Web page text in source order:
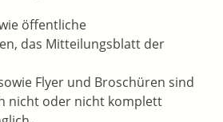
öffentliche
das Mitteilungsblatt der
Flyer und Broschüren sind
nicht oder nicht komplett